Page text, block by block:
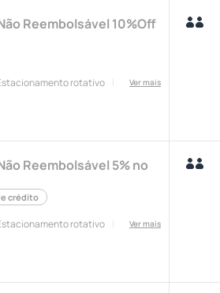
Reembolsável 10%Off
rotativo Ver mais
Reembolsável 5% no
crédito
rotativo Ver mais